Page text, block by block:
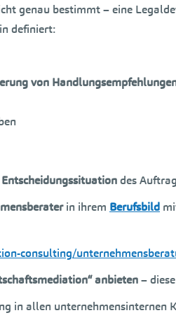
genau bestimmt – eine
definiert:
von
des
in ihrem Berufsbild
consulting/
anbieten–
in allen unternehmensinternen